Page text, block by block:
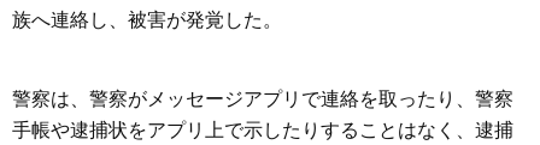
族へ連絡し、被害が発覚した。
警察は、警察がメッセージアプリで連絡を取ったり、警察
手帳や逮捕状をアプリ上で示したりすることはなく、逮捕